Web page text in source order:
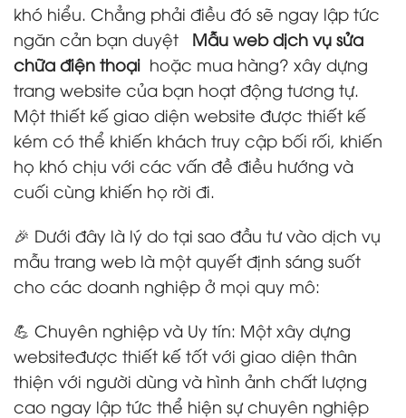
khó hiểu. Chẳng phải điều đó sẽ ngay lập tức
ngăn cản bạn duyệt
Mẫu web dịch vụ sửa
chữa điện thoại hoặc mua hàng? xây dựng
trang website của bạn hoạt động tương tự.
Một thiết kế giao diện website được thiết kế
kém có thể khiến khách truy cập bối rối, khiến
họ khó chịu với các vấn đề điều hướng và
cuối cùng khiến họ rời đi.
🎉 Dưới đây là lý do tại sao đầu tư vào dịch vụ
mẫu trang web là một quyết định sáng suốt
cho các doanh nghiệp ở mọi quy mô:
💪 Chuyên nghiệp và Uy tín: Một xây dựng
websiteđược thiết kế tốt với giao diện thân
thiện với người dùng và hình ảnh chất lượng
cao ngay lập tức thể hiện sự chuyên nghiệp